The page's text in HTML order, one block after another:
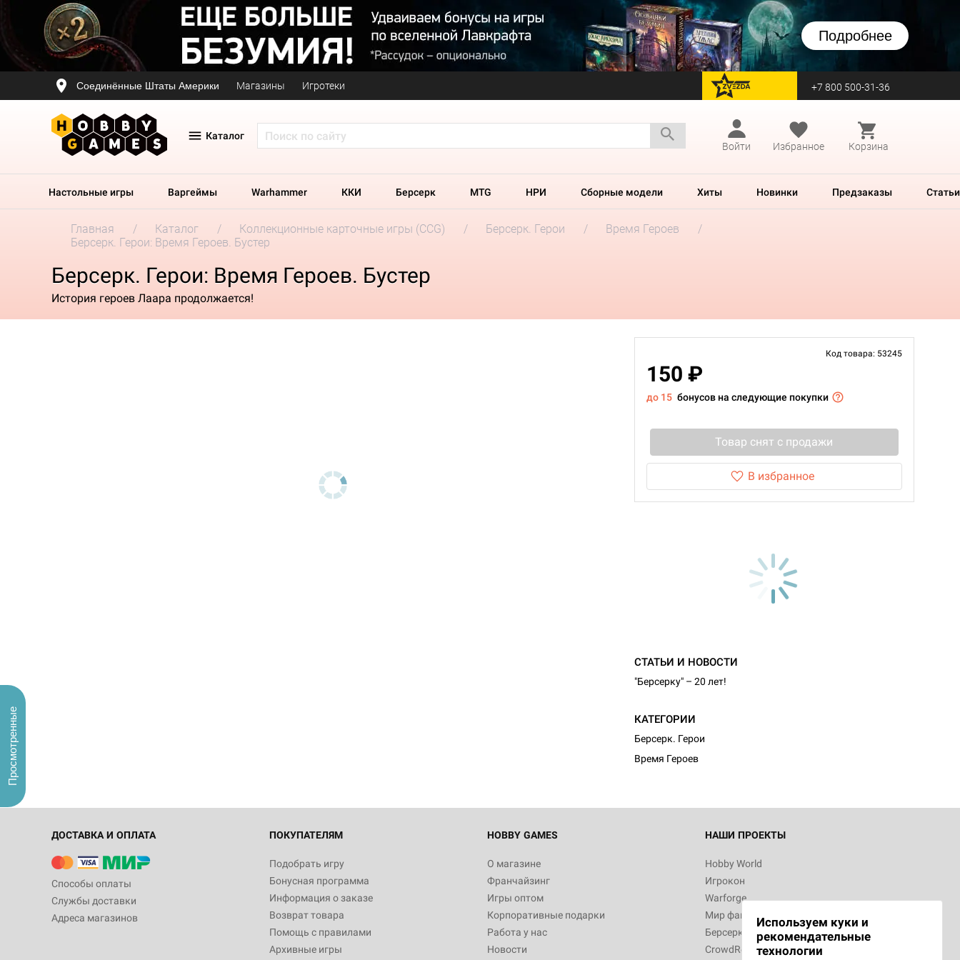
Подробнее
Соединённые Штаты Америки Магазины Игротеки перейти на Zvezda +7 800 500-31-36
Каталог
Войти
Избранное Корзина
Настольные игры Варгеймы Warhammer ККИ Берсерк MTG НРИ Сборные модели Хиты Новинки Предзаказы Статьи
Главная Каталог Коллекционные карточные игры (CCG) Берсерк. Герои
Время Героев
Берсерк. Герои: Время Героев. Бустер
Берсерк. Герои: Время Героев. Бустер
История героев Лаара продолжается!
Код товара: 53245
150 ₽
до 15 бонусов на следующие покупки
Товар снят с продажи
В избранное
СТАТЬИ И НОВОСТИ
"Берсерку" – 20 лет!
КАТЕГОРИИ
Берсерк. Герои
Время Героев
ДОСТАВКА И ОПЛАТА
Способы оплаты
Службы доставки
Адреса магазинов
ПОКУПАТЕЛЯМ
Подобрать игру
Бонусная программа
Информация о заказе
Возврат товара
Помощь с правилами
Архивные игры
HOBBY GAMES
О магазине
Франчайзинг
Игры оптом
Корпоративные подарки
Работа у нас
Новости
НАШИ ПРОЕКТЫ
Hobby World
Игрокон
Warforge
Мир фантастики
Берсерк
CrowdRepublic
Используем куки и
рекомендательные
технологии
Просмотренные
Белая смерть
12 990
Настольная игра Hobby World Берсерк.
3 490